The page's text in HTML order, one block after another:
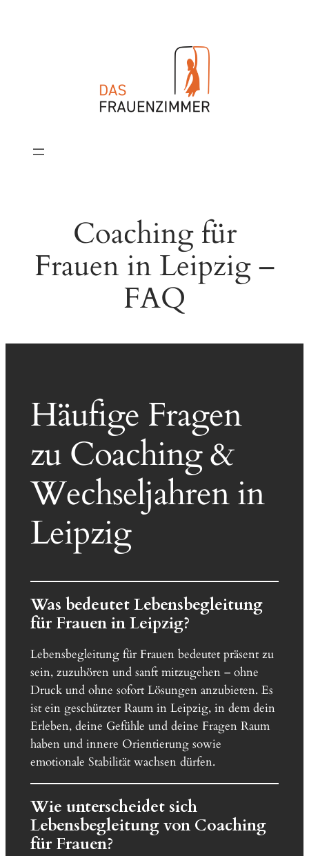
Coaching für
Frauen in Leipzig –
FAQ
Häufige Fragen
zu Coaching &
Wechseljahren in
Leipzig
Was bedeutet Lebensbegleitung
für Frauen in Leipzig?
Lebensbegleitung für Frauen bedeutet präsent zu
sein, zuzuhören und sanft mitzugehen – ohne
Druck und ohne sofort Lösungen anzubieten. Es
ist ein geschützter Raum in Leipzig, in dem dein
Erleben, deine Gefühle und deine Fragen Raum
haben und innere Orientierung sowie
emotionale Stabilität wachsen dürfen.
Wie unterscheidet sich
Lebensbegleitung von Coaching
für Frauen?